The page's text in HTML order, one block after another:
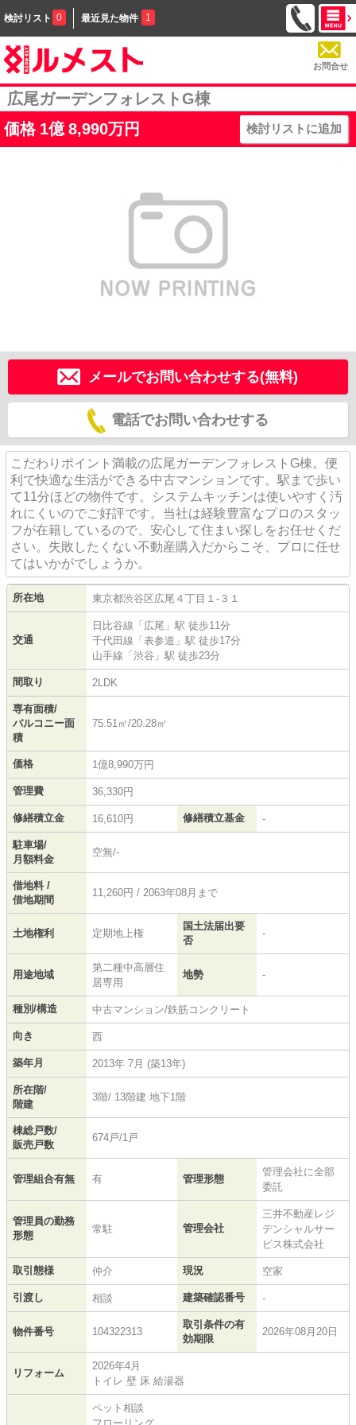
検討リスト 0 最近見た物件 1
お問合せ
広尾ガーデンフォレストG棟
価格 1億 8,990万円 検討リストに追加
メールでお問い合わせする(無料)
電話でお問い合わせする
こだわりポイント満載の広尾ガーデンフォレストG棟。便
利で快適な生活ができる中古マンションです。駅まで歩い
て11分ほどの物件です。システムキッチンは使いやすく汚
れにくいのでご好評です。当社は経験豊富なプロのスタッ
フが在籍しているので、安心して住まい探しをお任せくだ
さい。失敗したくない不動産購入だからこそ、プロに任せ
てはいかがでしょうか。
所在地 東京都渋谷区広尾 ４丁目１-３１
交通
日比谷線 「 広尾 」駅 徒歩11分
千代田線 「 表参道 」駅 徒歩17分
山手線 「 渋谷 」駅 徒歩23分
間取り 2LDK
専有面積/
バルコニー面
積
75.51㎡/20.28㎡
価格 1億8,990万円
管理費 36,330円
修繕積立金 16,610円 修繕積立基金 -
駐車場/
月額料金
空無/-
借地料 /
借地期間
11,260円 / 2063年08月まで
土地権利 定期地上権
国土法届出要
否
-
用途地域
第二種中高層住
居専用
地勢 -
種別/構造 中古マンション/鉄筋コンクリート
向き 西
築年月 2013年 7月 (築13年)
所在階/
階建
3階/ 13階建 地下1階
棟総戸数/
販売戸数
674戸/1戸
管理組合有無 有 管理形態
管理会社に全部
委託
管理員の勤務
形態
常駐 管理会社
三井不動産レジ
デンシャルサー
ビス株式会社
取引態様 仲介 現況 空家
引渡し 相談 建築確認番号 -
物件番号 104322313
取引条件の有
効期限
2026年08月20日
リフォーム
2026年4月
トイレ 壁 床 給湯器
ペット相談